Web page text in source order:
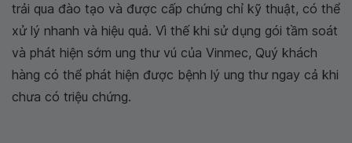
trải qua đào tạo và được cấp chứng chỉ kỹ thuật, có thể
xử lý nhanh và hiệu quả. Vì thế khi sử dụng gói tầm soát
và phát hiện sớm ung thư vú của Vinmec, Quý khách
hàng có thể phát hiện được bệnh lý ung thư ngay cả khi
chưa có triệu chứng.